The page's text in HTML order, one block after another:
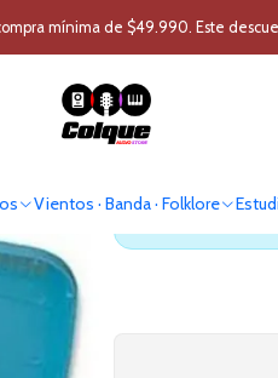
Vientos · Banda · Folklore
mínima de $49.990. Este
Percusion Educativa
Antes de